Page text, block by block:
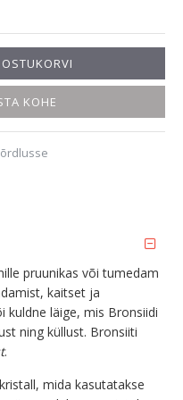
KOHE
pruunikas või tumedam
kaitset ja
kuldne läige, mis Bronsiidi
ning küllust. Bronsiiti
.
mida kasutatakse